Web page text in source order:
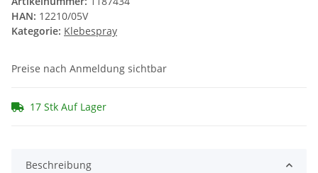
HAN: 12210/05V
Kategorie: Klebespray
Preise nach Anmeldung sichtbar
17 Stk Auf Lager
Beschreibung